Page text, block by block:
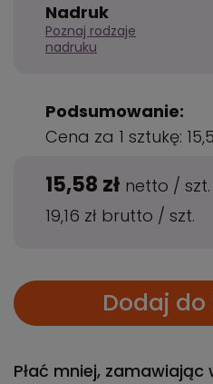
Nadruk
Poznaj rodzaje
nadruku
Podsumowanie:
Cena za 1 sztukę:
15,58 zł netto / szt.
19,16 zł brutto / szt.
Dodaj do
Płać mniej, zamawiając